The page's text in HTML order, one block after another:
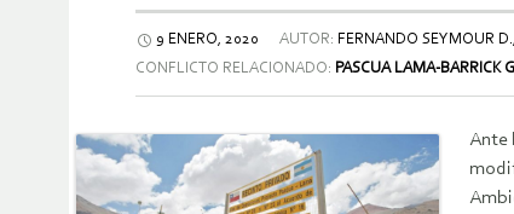
9 ENERO, 2020 AUTOR: FERNANDO SEYMOUR
CONFLICTO RELACIONADO: PASCUA LAMA-BARRICK
Ante